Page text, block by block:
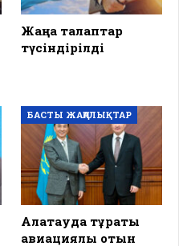
Жаңа талаптар
түсіндірілді
БАСТЫ ЖАҢАЛЫҚТАР
Алатауда тұрақты
авиациялық отын